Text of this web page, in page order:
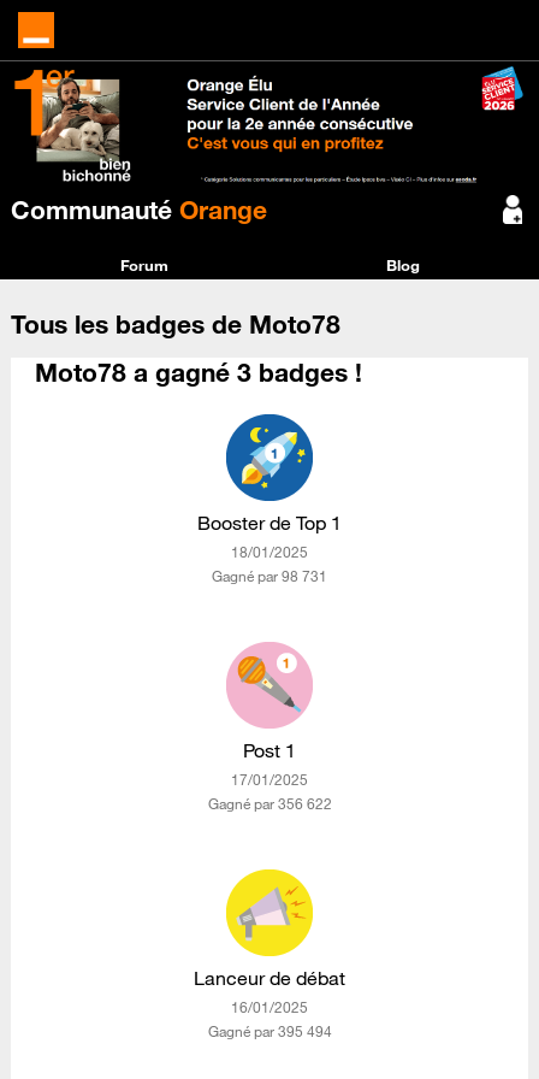
Communauté Orange
Forum Blog
Tous les badges de Moto78
Moto78 a gagné 3 badges !
Booster de Top 1
‎18/01/2025
Gagné par 98 731
Post 1
‎17/01/2025
Gagné par 356 622
Lanceur de débat
‎16/01/2025
Gagné par 395 494